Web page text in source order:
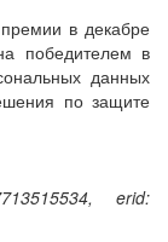
в декабре
победителем в
данных
по защите
erid: